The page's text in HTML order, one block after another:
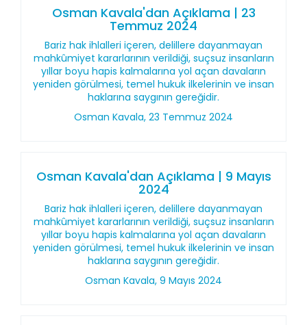
Osman Kavala'dan Açıklama | 23
Temmuz 2024
Bariz hak ihlalleri içeren, delillere dayanmayan
mahkûmiyet kararlarının verildiği, suçsuz insanların
yıllar boyu hapis kalmalarına yol açan davaların
yeniden görülmesi, temel hukuk ilkelerinin ve insan
haklarına saygının gereğidir.
Osman Kavala, 23 Temmuz 2024
Osman Kavala'dan Açıklama | 9 Mayıs
2024
Bariz hak ihlalleri içeren, delillere dayanmayan
mahkûmiyet kararlarının verildiği, suçsuz insanların
yıllar boyu hapis kalmalarına yol açan davaların
yeniden görülmesi, temel hukuk ilkelerinin ve insan
haklarına saygının gereğidir.
Osman Kavala, 9 Mayıs 2024